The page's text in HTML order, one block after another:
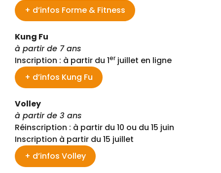
+ d’infos Forme & Fitness
Kung Fu
à partir de 7 ans
Inscription : à partir du 1er juillet en ligne
+ d’infos Kung Fu
Volley
à partir de 3 ans
Réinscription : à partir du 10 ou du 15 juin
Inscription à partir du 15 juillet
+ d’infos Volley